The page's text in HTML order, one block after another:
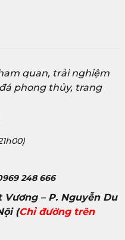
quan, trải nghiệm
phong thủy, trang
248 666
Vương – P. Nguyễn Du
(Chỉ đường trên